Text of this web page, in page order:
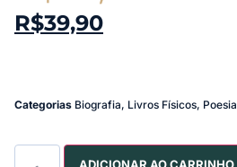
R$39,90
Categorias Biografia, Livros Físicos, Poesia